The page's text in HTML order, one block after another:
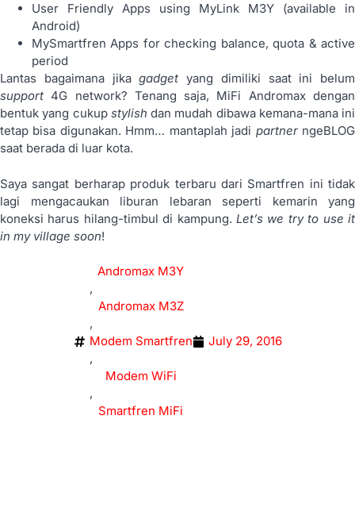
User Friendly Apps using MyLink M3Y (available in
Android)
MySmartfren Apps for checking balance, quota & active
period
Lantas bagaimana jikagadget yang dimiliki saat ini belum
support 4G network? Tenang saja, MiFi Andromax dengan
bentuk yang cukup stylish dan mudah dibawa kemana-mana ini
tetap bisa digunakan. Hmm… mantaplah jadi partner ngeBLOG
saat berada di luar kota.
Saya sangat berharap produk terbaru dari Smartfren ini tidak
lagi mengacaukan liburan lebaran seperti kemarin yang
koneksi harus hilang-timbul di kampung. Let’s we try to use it
in my village soon!
Andromax M3Y
,
Andromax M3Z
,
Modem Smartfren
,
Modem WiFi
,
Smartfren MiFi
July 29, 2016